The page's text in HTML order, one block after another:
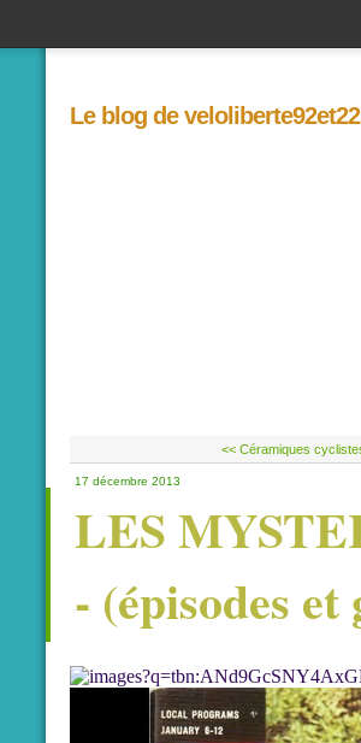
Le blog de
<< Céramiques
17 décembre 2013
LES
- (épisodes